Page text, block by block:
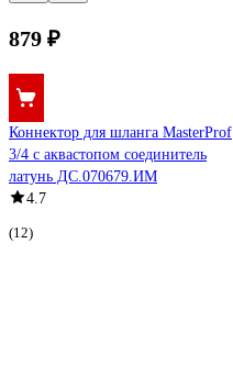
879 ₽
Коннектор для шланга MasterProf
3/4 с аквастопом соединитель
латунь ДС.070679.ИМ
4.7
(12)